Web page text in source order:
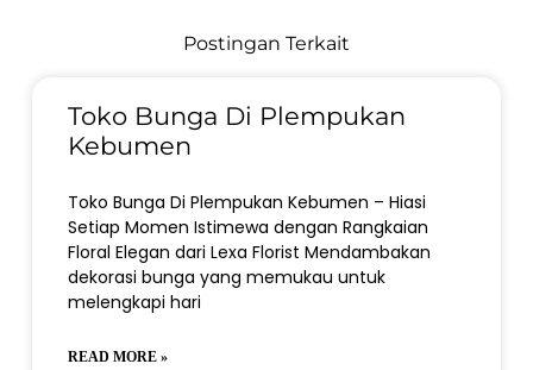
Postingan Terkait
Toko Bunga Di Plempukan
Kebumen
Toko Bunga Di Plempukan Kebumen – Hiasi
Setiap Momen Istimewa dengan Rangkaian
Floral Elegan dari Lexa Florist Mendambakan
dekorasi bunga yang memukau untuk
melengkapi hari
READ MORE »